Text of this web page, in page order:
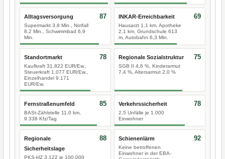
Alltagsversorgung
Supermarkt 3,8 Min., Notfall
8,2 Min., Schwimmbad 6,9
Min.
87 INKAR-Erreichbarkeit
Hausarzt 1,1 km, Apotheke
2,1 km, Grundschule 613
m, Autobahn 6,3 Min.
69
Standortmarkt
Kaufkraft 31.822 EUR/Ew.,
Steuerkraft 1.077 EUR/Ew.,
Einzelhandel 9.171
EUR/Ew.
78 Regionale Sozialstruktur
SGB II 4,6 %, Kinderarmut
7,4 %, Altersarmut 2,0 %
75
Fernstraßenumfeld
BASt-Zählstelle 11,0 km,
9.338 Kfz/Tag
85 Verkehrssicherheit
2,5 Unfälle je 1.000
Einwohner
78
Regionale
Sicherheitslage
PKS-HZ 3.122 je 100.000
88 Schienenlärm
Keine betroffenen
Einwohner in der EBA-
92